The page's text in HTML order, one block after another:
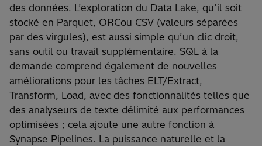
des données. L’exploration du Data Lake, qu’il soit
stocké en Parquet, ORCou CSV (valeurs séparées
par des virgules), est aussi simple qu’un clic droit,
sans outil ou travail supplémentaire. SQL à la
demande comprend également de nouvelles
améliorations pour les tâches ELT/Extract,
Transform, Load, avec des fonctionnalités telles que
des analyseurs de texte délimité aux performances
optimisées ; cela ajoute une autre fonction à
Synapse Pipelines. La puissance naturelle et la